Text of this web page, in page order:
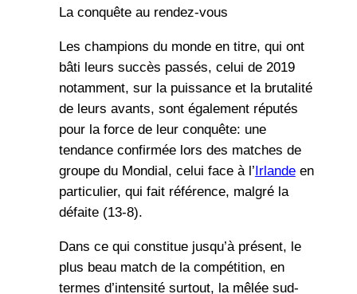
La conquête au rendez-vous
Les champions du monde en titre, qui ont
bâti leurs succès passés, celui de 2019
notamment, sur la puissance et la brutalité
de leurs avants, sont également réputés
pour la force de leur conquête: une
tendance confirmée lors des matches de
groupe du Mondial, celui face à l’Irlandeen
particulier, qui fait référence, malgré la
défaite (13-8).
Dans ce qui constitue jusqu’à présent, le
plus beau match de la compétition, en
termes d’intensité surtout, la mêlée sud-